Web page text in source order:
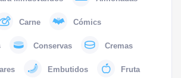
Carne Cómics
Conservas Cremas
Embutidos Fruta